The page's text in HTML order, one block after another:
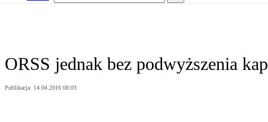
ORSS jednak bez podwyższenia
Publikacja: 14.04.2016 08:03